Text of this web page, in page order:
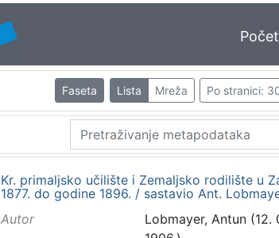
Faseta Lista Mreža Po stranici:
Kr. primaljsko učilište i Zemaljsko rodilište u
1877. do godine 1896. / sastavio Ant.
Autor
Lobmayer, Antun (12.